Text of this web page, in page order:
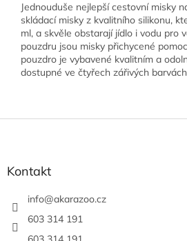
Jednouduše nejlepší cestovní misky
skládací misky z kvalitního silikonu,
ml, a skvěle obstarají jídlo i vodu pro
pouzdru jsou misky přichycené
pouzdro je vybavené kvalitním a
dostupné ve čtyřech zářivých
Kontakt
info@akarazoo.cz
603 314 191